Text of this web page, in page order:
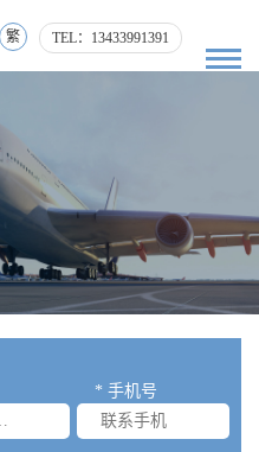
TEL：13433991391
繁
* 手机号